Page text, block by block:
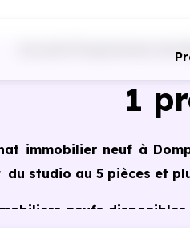
Programmes
1
immobilier neuf à
du studio au 5 pièces et
neufs disponibles